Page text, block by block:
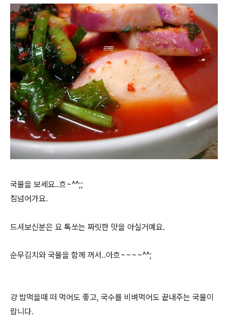
국물을 보세요..흐~^^;;
침넘어가요.
드셔보신분은 요 톡쏘는 짜릿한 맛을 아실거예요.
순무김치와 국물을 함께 꺼서..아흐~~~~^^;
걍 밥먹을때 떠 먹어도 좋고, 국수를 비벼먹어도 끝내주는 국물이
랍니다.